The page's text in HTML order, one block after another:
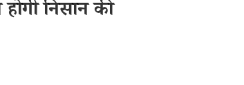
निसान की